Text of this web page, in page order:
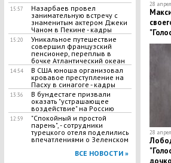
15:57
Назарбаев провел
занимательную встречу с
знаменитым актером Джеки
Чаном в Пекине - кадры
15:20
Уникальное путешествие
совершил французский
пенсионер, переплыв в
бочке Атлантический океан
14:54
​В США юноша организовал
кровавое преступление на
Пасху в синагоге - кадры
13:36
В бундестаге призвали
оказать "устрашающее
воздействие" на Россию
12:59
"Спокойный и простой
парень", - сотрудники
турецкого отеля поделились
впечатлениями о Зеленском
ВСЕ НОВОСТИ »
28
28